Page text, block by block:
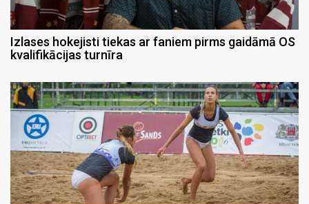
Izlases hokejisti tiekas ar faniem pirms gaidāmā OS
kvalifikācijas turnīra